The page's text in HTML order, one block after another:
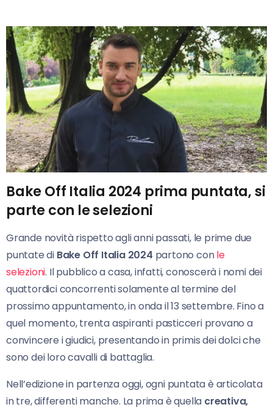
Bake Off Italia 2024 prima puntata, si
parte con le selezioni
Grande novità rispetto agli anni passati, le prime due
puntate di Bake Off Italia 2024 partono conle
selezioni. Il pubblico a casa, infatti, conoscerà i nomi dei
quattordici concorrenti solamente al termine del
prossimo appuntamento, in onda il 13 settembre. Fino a
quel momento, trenta aspiranti pasticceri provano a
convincere i giudici, presentando in primis dei dolci che
sono dei loro cavalli di battaglia.
Nell’edizione in partenza oggi, ogni puntata è articolata
in tre, differenti manche. La prima è quella creativa,